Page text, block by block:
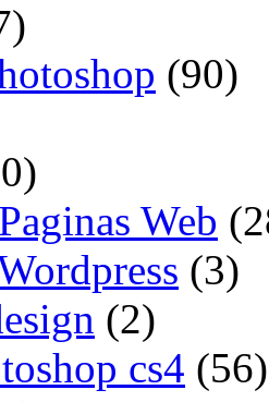
(90)
Web
(3)
(2)
cs4 (56)